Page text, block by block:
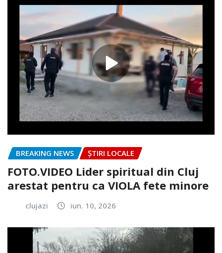
BREAKING NEWS ȘTIRI LOCALE
FOTO.VIDEO Lider spiritual din Cluj
arestat pentru ca VIOLA fete minore
clujazi iun. 10, 2026